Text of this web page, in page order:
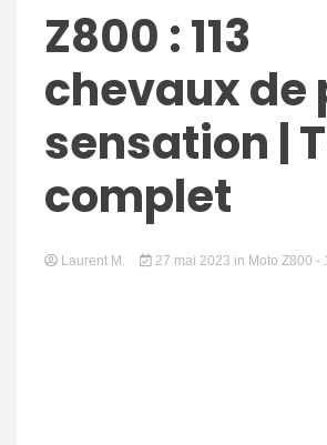
Z800 : 113
chevaux de
sensation |
complet
Laurent M. 27 mai 2023 in Moto Z800 -